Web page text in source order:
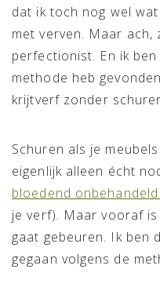
dat ik toch nog wel
met verven. Maar ach,
perfectionist. En ik
methode heb
krijtverf zonder
Schuren als je
eigenlijk alleen écht
bloedend
je verf). Maar vooraf
gaat gebeuren. Ik ben
gegaan volgens de